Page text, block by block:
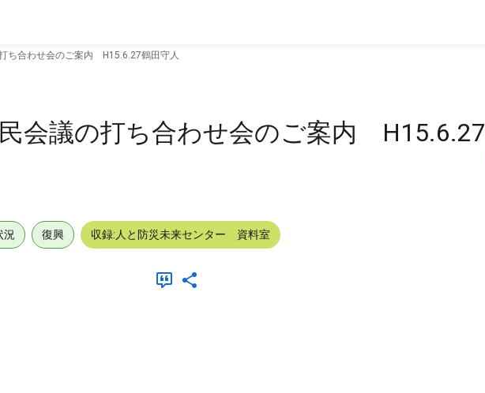
ち合わせ会のご案内 H15.6.27鶴田守人
会議の打ち合わせ会のご案内 H15.6.27
況 復興 収録:人と防災未来センター 資料室